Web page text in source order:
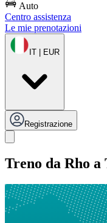
Auto
Centro assistenza
Le mie prenotazioni
IT | EUR
Registrazione
Treno da Rho a